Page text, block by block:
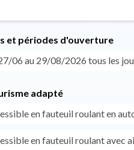
et périodes d'ouverture
06 au 29/08/2026 tous les
adapté
en fauteuil roulant en
en fauteuil roulant avec